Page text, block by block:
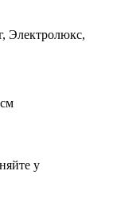
Электролюкс,
у